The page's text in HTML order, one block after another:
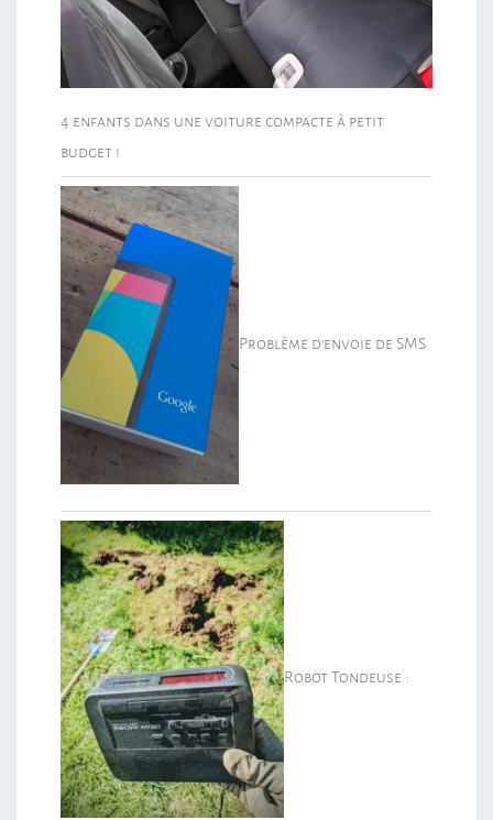
4 enfants dans une voiture compacte à petit
budget !
Problème d’envoie de SMS
Robot Tondeuse :